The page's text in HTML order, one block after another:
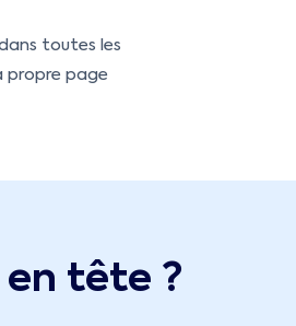
toutes les
propre page
en tête ?